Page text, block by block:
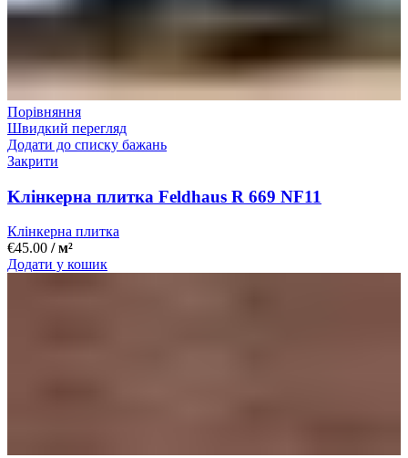
Порівняння
Швидкий перегляд
Додати до списку бажань
Закрити
Kлінкерна плитка Feldhaus R 669 NF11
Клінкерна плитка
€45.00 / м²
Додати у кошик